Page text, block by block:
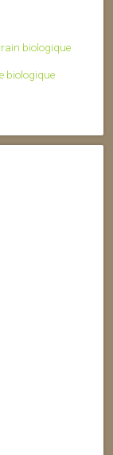
biologique
biologique